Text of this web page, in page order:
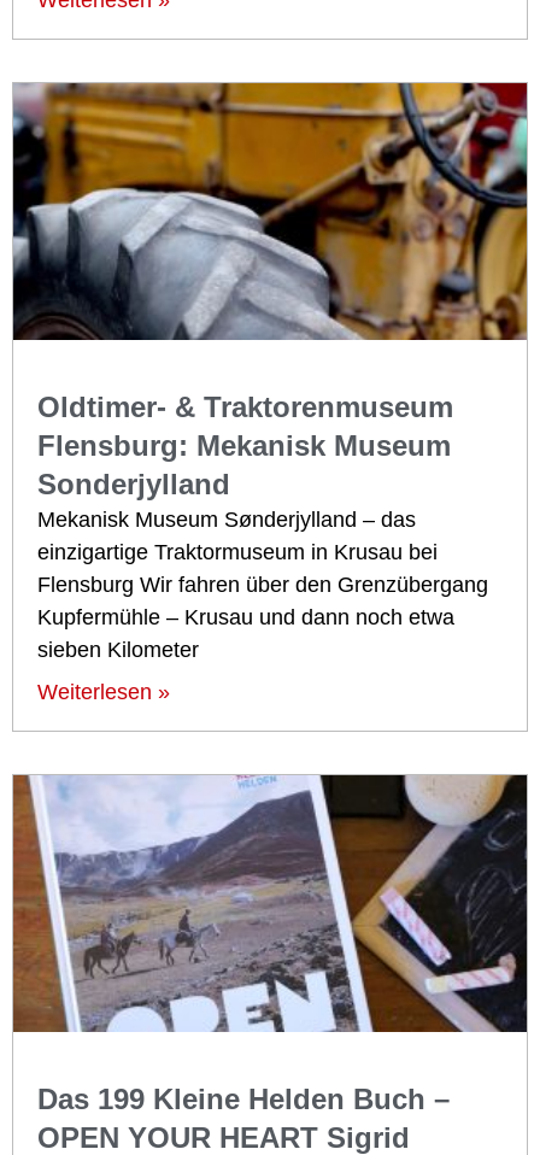
Oldtimer- & Traktorenmuseum
Flensburg: Mekanisk Museum
Sonderjylland
Mekanisk Museum Sønderjylland – das
einzigartige Traktormuseum in Krusau bei
Flensburg Wir fahren über den Grenzübergang
Kupfermühle – Krusau und dann noch etwa
sieben Kilometer
Weiterlesen »
Das 199 Kleine Helden Buch –
OPEN YOUR HEART Sigrid